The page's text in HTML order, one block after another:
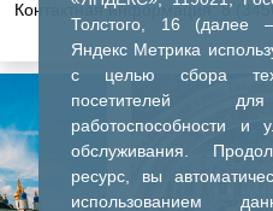
Толстого, 16 (далее
Яндекс Метрика
с целью сбора
посетителей
работоспособности и
обслуживания.
ресурс, вы
использованием
Контактная информация: 8